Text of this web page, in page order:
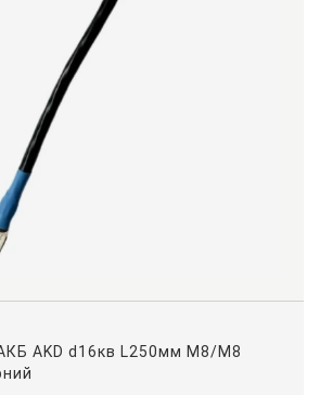
AKD d16кв L250мм M8/M8